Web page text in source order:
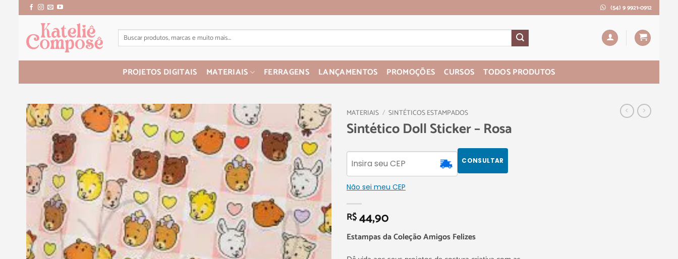
(54) 9 9921-0912
PROJETOS DIGITAIS MATERIAIS FERRAGENS LANÇAMENTOS PROMOÇÕES CURSOS TODOS PRODUTOS
MATERIAIS / SINTÉTICOS ESTAMPADOS
Sintético Doll Sticker – Rosa
CONSULTAR
Não sei meu CEP
R$44,90
Estampas da Coleção Amigos Felizes